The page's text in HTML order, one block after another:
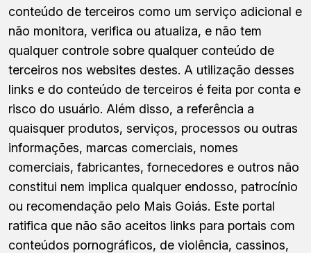
conteúdo de terceiros como um serviço adicional e
não monitora, verifica ou atualiza, e não tem
qualquer controle sobre qualquer conteúdo de
terceiros nos websites destes. A utilização desses
links e do conteúdo de terceiros é feita por conta e
risco do usuário. Além disso, a referência a
quaisquer produtos, serviços, processos ou outras
informações, marcas comerciais, nomes
comerciais, fabricantes, fornecedores e outros não
constitui nem implica qualquer endosso, patrocínio
ou recomendação pelo Mais Goiás. Este portal
ratifica que não são aceitos links para portais com
conteúdos pornográficos, de violência, cassinos,